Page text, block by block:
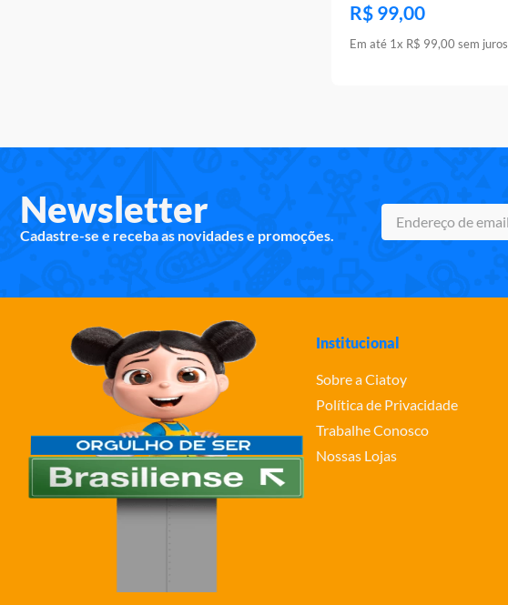
R$ 99,00
Em até 1x R$ 99,00 sem juros
Newsletter
Cadastre-se e receba as novidades e promoções.
Institucional
Sobre a Ciatoy
Política de Privacidade
Trabalhe Conosco
Nossas Lojas